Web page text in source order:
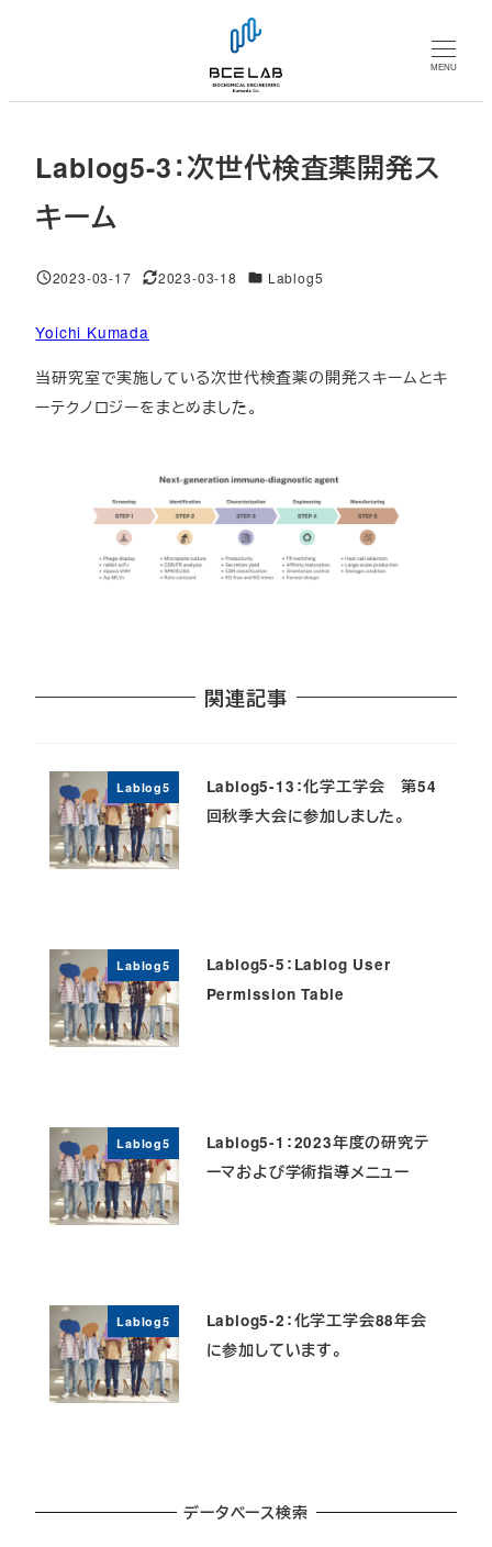
MENU
Lablog5-3：次世代検査薬開発ス
キーム
投稿日
2023-03-17
更新日
2023-03-18 対象DB
Lablog5
Yoichi Kumada
当研究室で実施している次世代検査薬の開発スキームとキ
ーテクノロジーをまとめました。
関連記事
Lablog5
Lablog5-13：化学工学会 第54
回秋季大会に参加しました。
Lablog5
Lablog5-5：Lablog User
Permission Table
Lablog5
Lablog5-1：2023年度の研究テ
ーマおよび学術指導メニュー
Lablog5
Lablog5-2：化学工学会88年会
に参加しています。
データベース検索